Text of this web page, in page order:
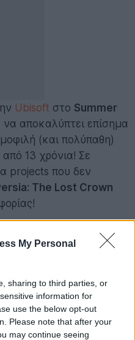
My Personal
sharing to third parties, or
information for
use the below opt-out
Please note that after your
may continue seeing
Ubisoft στο Summer
να αποκαλύπτει επίσημα
(και πολύπαθη)
από 13 χρόνια! Σε
projects που δεν
The Lost Crown
έχει αναλάβει η Ubisoft
Valiant Hearts) και στο
τον ρόλο του
έκδοση της
να έχει την ικανότητα
χρόνο.